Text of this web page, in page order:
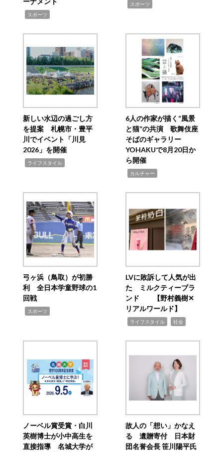
スポーツ
スポーツ
新しい水辺の過ごし方
を提案 札幌市・豊平
川でイベント「川見
2026」を開催
ライフスタイル
6人の作家が描く“風景
と猫”の共演 歌舞伎座
そばのギャラリー
YOHAKUで8月20日か
ら開催
カルチャー
弓ヶ浜（鳥取）が初勝
利 全日本学童野球の1
回戦
スポーツ
LVに敗訴して人気が出
た ミルクティーブラ
ンド 【野村義樹✕
リアルワールド】
ライフスタイル 社会
ノーベル賞受賞・白川
英樹博士が小中高生を
直接指導 名城大学が
故人の「想い」かなえ
る 遺贈寄付 日本財
団名誉会長 笹川陽平氏